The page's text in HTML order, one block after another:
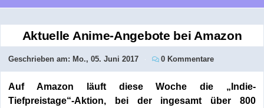
Aktuelle Anime-Angebote bei Amazon
Geschrieben am: Mo., 05. Juni 2017 0 Kommentare
Auf Amazon läuft diese Woche die „Indie-
Tiefpreistage“-Aktion, bei der ingesamt über 800